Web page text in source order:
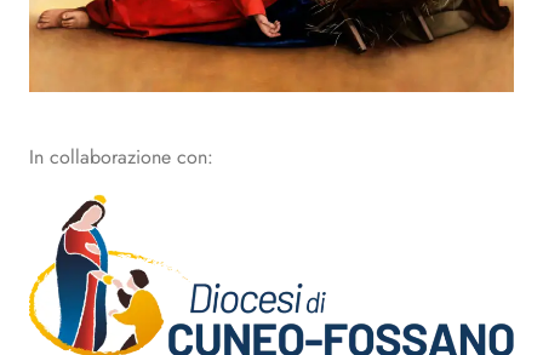
In collaborazione con: